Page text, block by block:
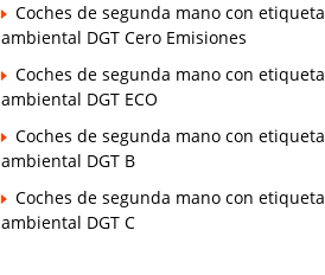
Coches de segunda mano con etiqueta
ambiental DGT Cero Emisiones
Coches de segunda mano con etiqueta
ambiental DGT ECO
Coches de segunda mano con etiqueta
ambiental DGT B
Coches de segunda mano con etiqueta
ambiental DGT C